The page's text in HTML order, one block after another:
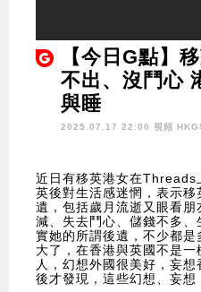
【今日G點】
不出、沒鬥心
與睡
2025.07.17 22:00 視頻 HKG
近日有移英港女在Threads
英後對生活感迷惘，表示
遺，包括歲月流逝又眼看
減、失去鬥心、儲錢不多
實她的所謂後遺，不少都
大了，在香港與英國不是
人，幻想外國很美好，妄
後才發現，這些幻想、妄想